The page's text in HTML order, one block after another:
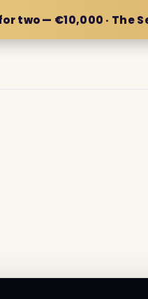
two — €10,000 · The